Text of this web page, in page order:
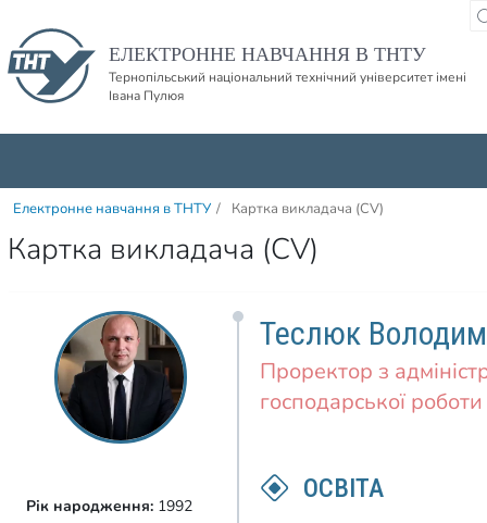
ЕЛЕКТРОННЕ НАВЧАННЯ В ТНТУ
Тернопільський національний технічний університет імені
Івана Пулюя
Електронне навчання в ТНТУ / Картка викладача (CV)
Картка викладача (CV)
Рік народження: 1992
Теслюк
Проректор з
господарської
ОСВІТА